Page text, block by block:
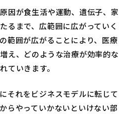
因が食生活や運動、遺伝子、家
るまで、広範囲に広がっていく
範囲が広がることにより、医療
え、どのような治療が効率的な
ていきます。
それをビジネスモデルに転じて
らやっていかないといけない部